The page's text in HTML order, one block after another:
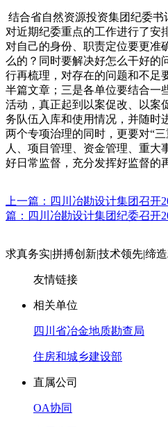
结合省自然资源投资集团纪委
对近期纪委重点的工作进行了安
对自己的身份、职责定位要更准
么的？同时要解决好怎么干好的
行再梳理，对存在的问题和不足
半篇文章；三是各单位要结合一
活动，真正起到以案促改、以案
务队伍入库和使用情况，并随时
两个专项治理的同时，更要对“
人、项目管理、资金管理、重大
好日常监督，充分发挥好监督的
上一篇：四川冶勘设计集团召开
篇：四川冶勘设计集团纪委召开
求真务实|拼搏创新|技术领先|缔
友情链接
相关单位
四川省冶金地质勘查局
住房和城乡建设部
直属公司
OA协同